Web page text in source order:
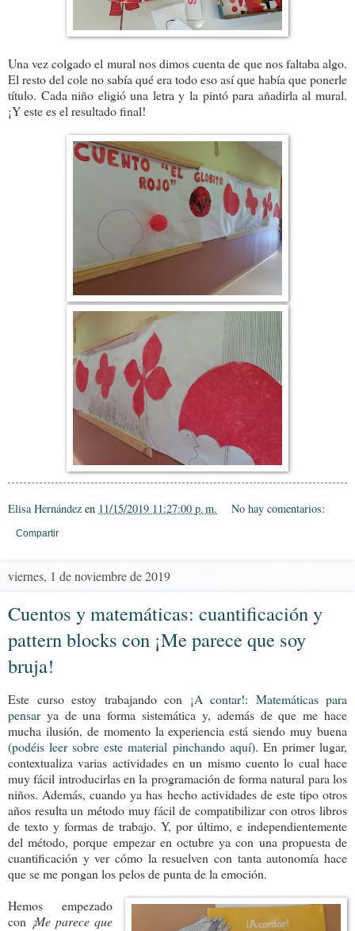
Una vez colgado el mural nos dimos cuenta de que nos faltaba algo.
El resto del cole no sabía qué era todo eso así que había que ponerle
título. Cada niño eligió una letra y la pintó para añadirla al mural.
¡Y este es el resultado final!
Elisa Hernández en 11/15/2019 11:27:00 p. m. No hay comentarios:
Compartir
viernes, 1 de noviembre de 2019
Cuentos y matemáticas: cuantificación y
pattern blocks con ¡Me parece que soy
bruja!
Este curso estoy trabajando con ¡A contar!: Matemáticas para
pensar ya de una forma sistemática y, además de que me hace
mucha ilusión, de momento la experiencia está siendo muy buena
(podéis leer sobre este material pinchando aquí). En primer lugar,
contextualiza varias actividades en un mismo cuento lo cual hace
muy fácil introducirlas en la programación de forma natural para los
niños. Además, cuando ya has hecho actividades de este tipo otros
años resulta un método muy fácil de compatibilizar con otros libros
de texto y formas de trabajo. Y, por último, e independientemente
del método, porque empezar en octubre ya con una propuesta de
cuantificación y ver cómo la resuelven con tanta autonomía hace
que se me pongan los pelos de punta de la emoción.
Hemos empezado
con ¡Me parece que